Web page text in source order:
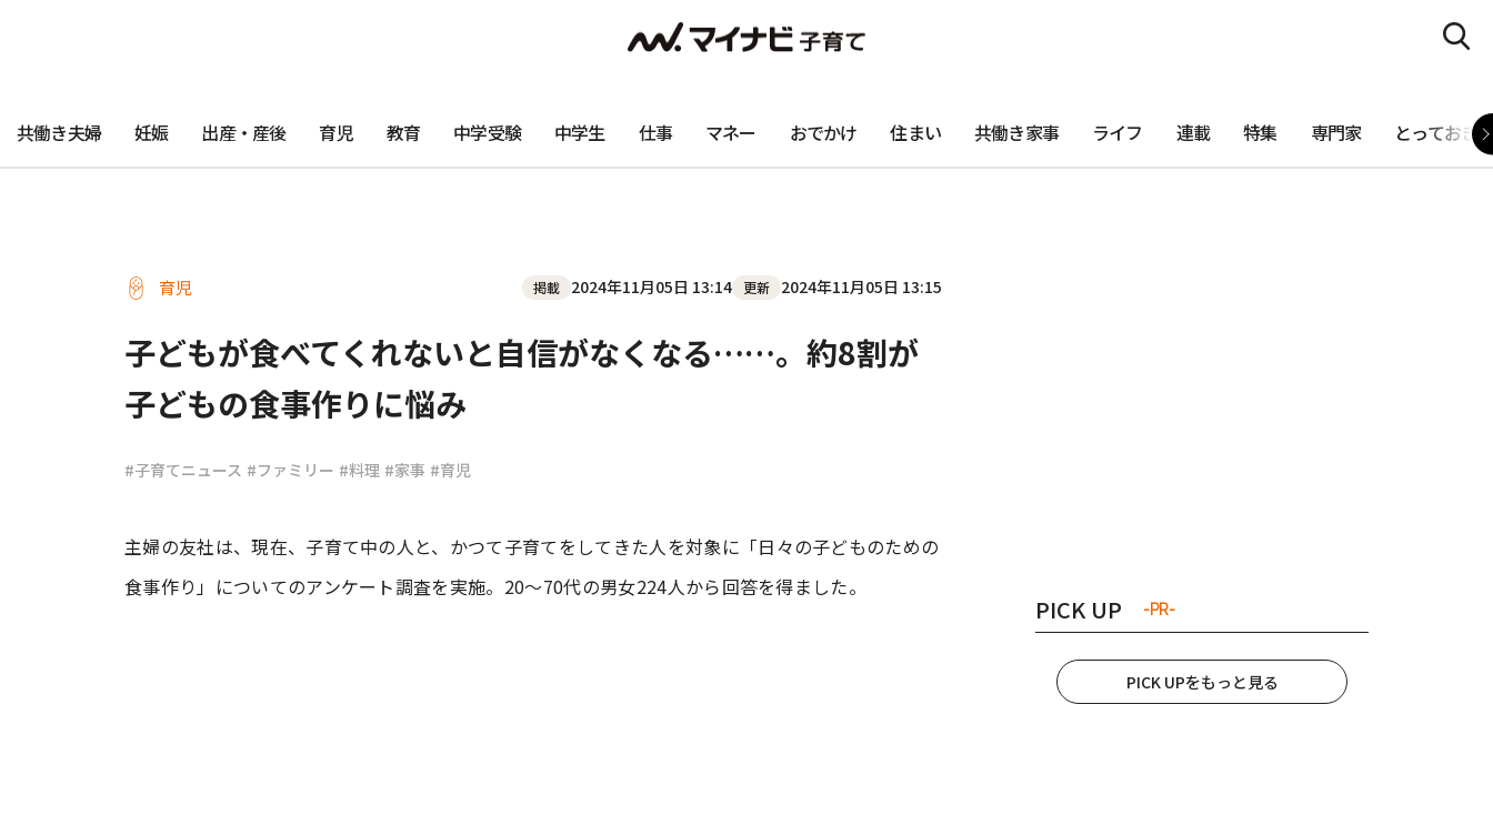
共働き夫婦 妊娠 出産・産後 育児 教育 中学受験 中学生 仕事 マネー おでかけ 住まい 共働き家事 ライフ 連載 特集 専門家 とっておき
育児 掲載 2024年11月05日 13:14 更新 2024年11月05日 13:15
子どもが食べてくれないと自信がなくなる……。約8割が
子どもの食事作りに悩み
#子育てニュース #ファミリー #料理 #家事 #育児
主婦の友社は、現在、子育て中の人と、かつて子育てをしてきた人を対象に「日々の子どものための
食事作り」についてのアンケート調査を実施。20〜70代の男女224人から回答を得ました。
PICK UP -PR-
PICK UPをもっと見る